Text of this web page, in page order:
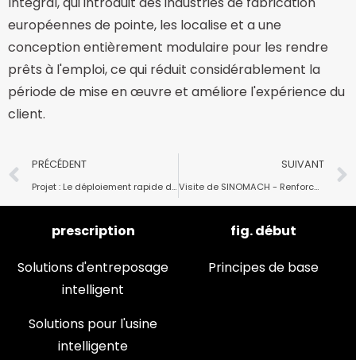
européennes de pointe, les localise et a une
conception entièrement modulaire pour les rendre
prêts à l'emploi, ce qui réduit considérablement la
période de mise en œuvre et améliore l'expérience du
client.
PRÉCÉDENT
Projet : Le déploiement rapide débloque l'automatisation à la fabrique de gâteaux Chateraise
SUIVANT
Visite de SINOMACH - Renforcer les échanges et promouvoir la coopération, joindre les mains pour créer une situation gagnant-gagnant
prescription
Solutions d'entreposage
intelligent
Solutions pour l'usine
intelligente
fig. début
Principes de base